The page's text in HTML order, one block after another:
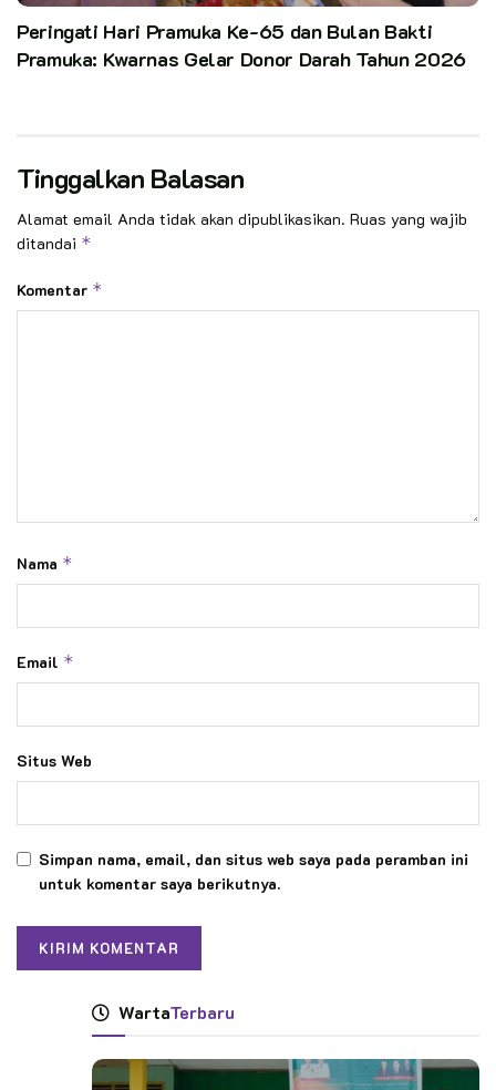
Peringati Hari Pramuka Ke-65 dan Bulan Bakti
Pramuka: Kwarnas Gelar Donor Darah Tahun 2026
Tinggalkan Balasan
Alamat email Anda tidak akan dipublikasikan. Ruas yang wajib
ditandai *
Komentar *
Nama *
Email *
Situs Web
Simpan nama, email, dan situs web saya pada peramban ini
untuk komentar saya berikutnya.
WartaTerbaru